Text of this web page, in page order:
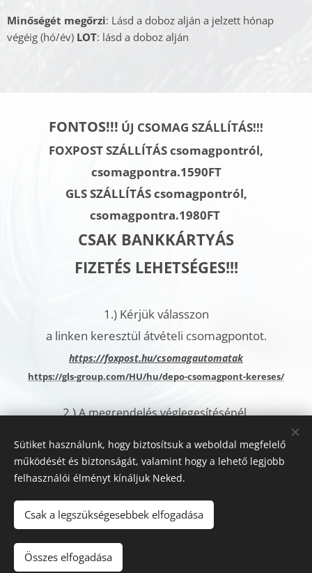
Minőségét megőrzi: Lásd a doboz alján a jelzett hónap
végéig (hó/év) LOT: lásd a doboz alján
FONTOS!!! ÚJ CSOMAG SZÁLLÍTÁS!!!
FOXPOST SZÁLLÍTÁS csomagpontról,
csomagpontra.1590FT
GLS SZÁLLÍTÁScsomagpontról,
csomagpontra.1980FT
CSAK BANKKÁRTYÁS
FIZETÉS LEHETSÉGES!!!
1.)Kérjük válasszon
a linken keresztül átvételi csomagpontot.
https://foxpost.hu/csomagautomatak
https://gls-group.com/HU/hu/depo-csomagpont-kereses/
2.)A megrendelés véglegesítésénél,
kérjük jelölje meg az
Ön által kiválasztott csomagautomata címét.
Sütiket használunk, hogy biztosítsuk a weboldal megfelelő
működését és biztonságát, valamint hogy a lehető legjobb
felhasználói élményt kínáljuk Neked.
Csak a legszükségesebbek elfogadása
Összes elfogadása